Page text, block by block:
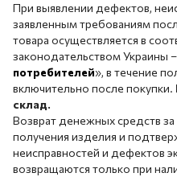
При выявлении дефектов,
заявленным требованиям
товара осуществляется в
законодательством Украины
потребителей», в течение
включительно после покупки.
склад.
Возврат денежных средств
получения изделия и
неисправностей и дефектов
возвращаются только при